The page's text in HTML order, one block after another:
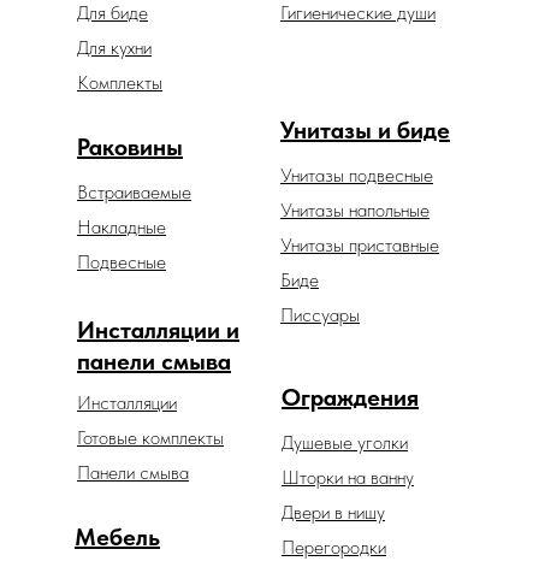
Гигиенические души
Унитазы и биде
Унитазы подвесные
Унитазы напольные
Унитазы приставные
Раковины
Встраиваемые
Накладные
Подвесные
Для биде
Для кухни
Мебель
Ограждения
Душевые уголки
Шторки на ванну
Двери в нишу
Перегородки
Биде
Инсталляции и
панели смыва
Инсталляции
Готовые комплекты
Панели смыва
Комплекты
Писсуары